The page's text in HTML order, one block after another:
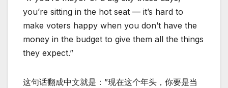
you’re sitting in the hot seat — it’s hard to
make voters happy when you don’t have the
money in the budget to give them all the things
they expect.”
这句话翻成中文就是：”现在这个年头，你要是当